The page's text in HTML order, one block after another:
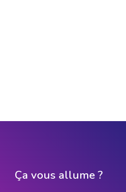
Ça vous allume ?